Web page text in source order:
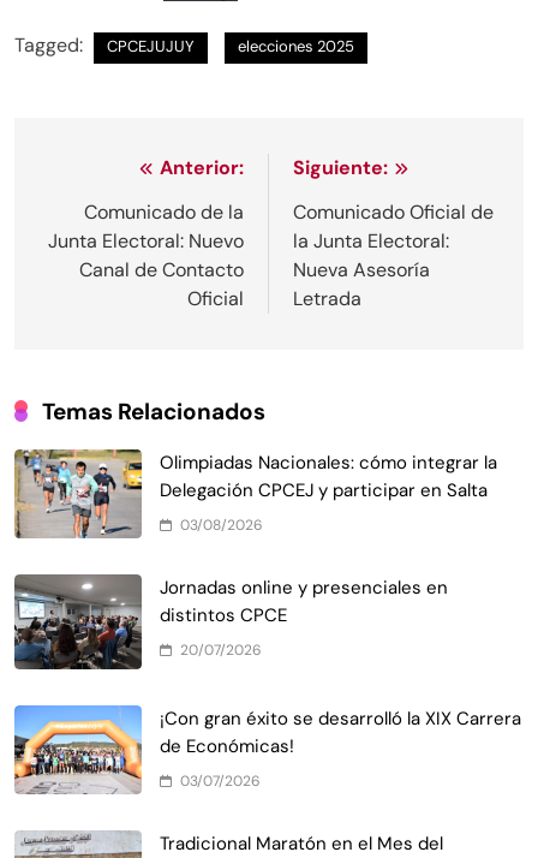
Tagged: CPCEJUJUY elecciones 2025
Anterior:
Comunicado de la
Junta Electoral: Nuevo
Canal de Contacto
Oficial
Siguiente:
Comunicado Oficial de
la Junta Electoral:
Nueva Asesoría
Letrada
Temas Relacionados
Olimpiadas Nacionales: cómo integrar la
Delegación CPCEJ y participar en Salta
03/08/2026
Jornadas online y presenciales en
distintos CPCE
20/07/2026
¡Con gran éxito se desarrolló la XIX Carrera
de Económicas!
03/07/2026
Tradicional Maratón en el Mes del